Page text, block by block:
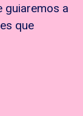
guiaremos a
que